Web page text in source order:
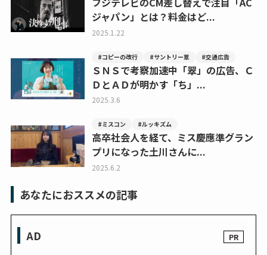
ジャパン」とは？料金はど...
2025.1.22
#コピーの改行 #サントリー翠 #交通広告
ＳＮＳで考察加速中「翠」の広告、Ｃ
ＤとＡＤが明かす「ち」...
2025.3.6
#ミスコン #ルッキズム
高卒社会人を経て、ミス慶應準グラン
プリになった土川さんに...
2025.6.2
あなたにおススメの記事
AD